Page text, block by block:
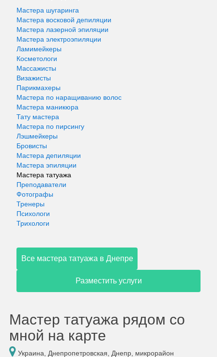
Мастера шугаринга
Мастера восковой депиляции
Мастера лазерной эпиляции
Мастера электроэпиляции
Ламимейкеры
Косметологи
Массажисты
Визажисты
Парикмахеры
Мастера по наращиванию волос
Мастера маникюра
Тату мастера
Мастера по пирсингу
Лэшмейкеры
Бровисты
Мастера депиляции
Мастера эпиляции
Мастера татуажа
Преподаватели
Фотографы
Тренеры
Психологи
Трихологи
Все мастера татуажа в Днепре
Разместить услуги
Мастер татуажа рядом со
мной на карте
Украина, Днепропетровская, Днепр, микрорайон